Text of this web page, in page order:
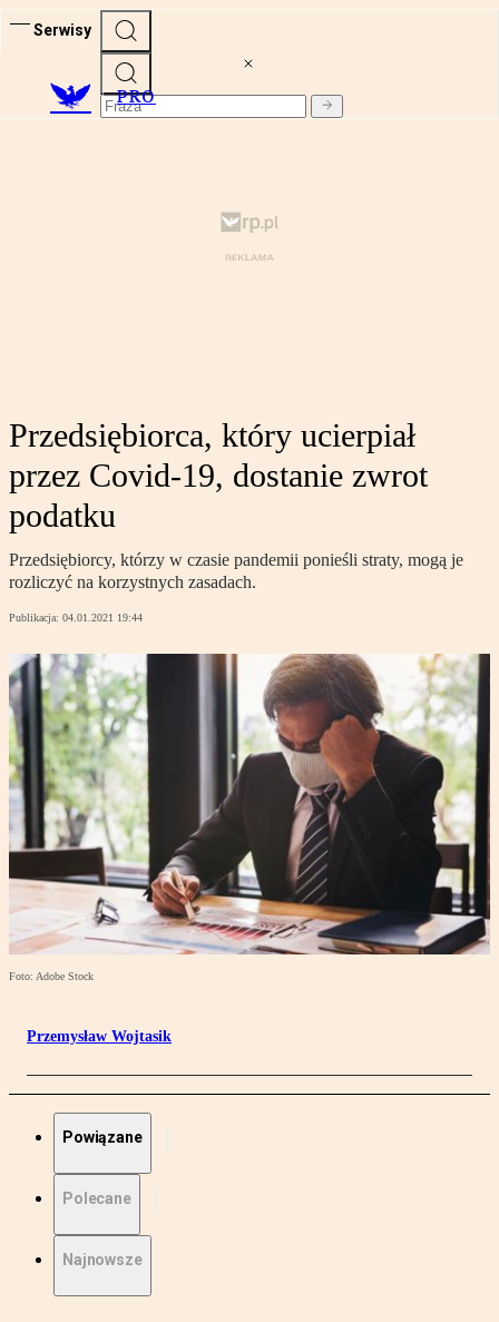
Serwisy
PRO
Przedsiębiorca, który ucierpiał
przez Covid-19, dostanie zwrot
podatku
Przedsiębiorcy, którzy w czasie pandemii ponieśli straty, mogą je
rozliczyć na korzystnych zasadach.
Publikacja: 04.01.2021 19:44
Foto: Adobe Stock
Przemysław Wojtasik
Powiązane
Polecane
Najnowsze